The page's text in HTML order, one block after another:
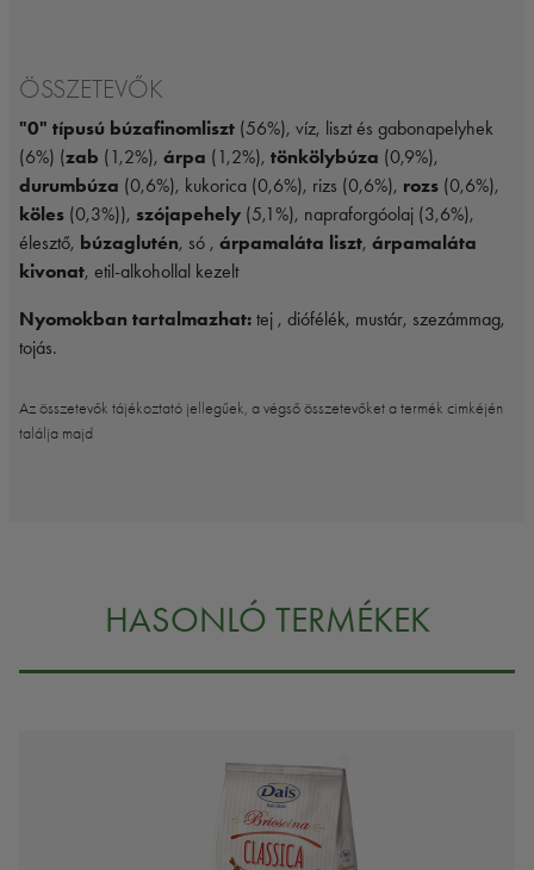
ÖSSZETEVŐK
"0" típusú búzafinomliszt (56%), víz, liszt és gabonapelyhek
(6%) (zab (1,2%), árpa (1,2%), tönkölybúza (0,9%),
durumbúza (0,6%), kukorica (0,6%), rizs (0,6%), rozs (0,6%),
köles (0,3%)), szójapehely (5,1%), napraforgóolaj (3,6%),
élesztő, búzaglutén, só , árpamaláta liszt, árpamaláta
kivonat, etil-alkohollal kezelt
Nyomokban tartalmazhat: tej , diófélék, mustár, szezámmag,
tojás.
Az összetevők tájékoztató jellegűek, a végső összetevőket a termék cimkéjén
találja majd
HASONLÓ TERMÉKEK